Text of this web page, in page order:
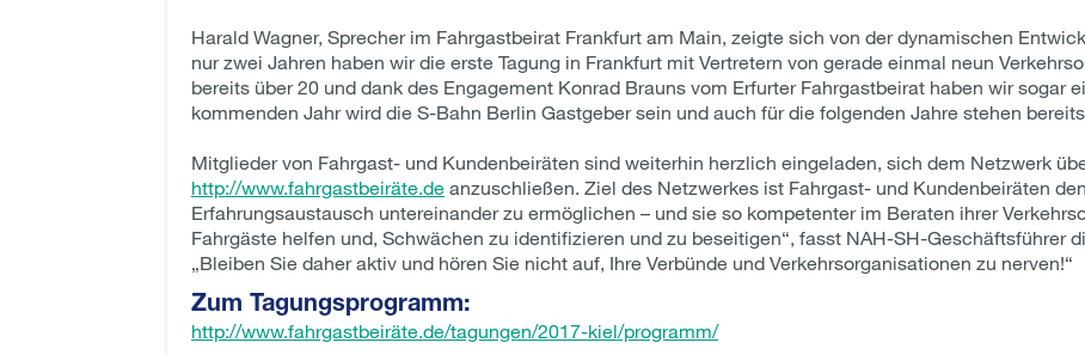
Harald Wagner, Sprecher im Fahrgastbeirat Frankfurt am Main, zeigte sich von der dynamischen
nur zwei Jahren haben wir die erste Tagung in Frankfurt mit Vertretern von gerade einmal neun
bereits über 20 und dank des Engagement Konrad Brauns vom Erfurter Fahrgastbeirat haben wir sogar
kommenden Jahr wird die S-Bahn Berlin Gastgeber sein und auch für die folgenden Jahre stehen
Mitglieder von Fahrgast- und Kundenbeiräten sind weiterhin herzlich eingeladen, sich dem Netzwerk
http://www.fahrgastbeiräte.de anzuschließen. Ziel des Netzwerkes ist Fahrgast- und Kundenbeiräten
Erfahrungsaustausch untereinander zu ermöglichen – und sie so kompetenter im Beraten ihrer
Fahrgäste helfen und, Schwächen zu identifizieren und zu beseitigen“, fasst NAH-SH-Geschäftsführer
„Bleiben Sie daher aktiv und hören Sie nicht auf, Ihre Verbünde und Verkehrsorganisationen zu nerven!“
Zum Tagungsprogramm:
http://www.fahrgastbeiräte.de/tagungen/2017-kiel/programm/